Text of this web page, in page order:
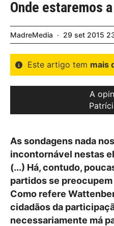
Onde estaremos
MadreMedia 29 set 2015
Este artigo tem mais
A
As sondagens nada
incontornável nestas
(...) Há, contudo,
partidos se
Como refere
cidadãos da
necessariamente má